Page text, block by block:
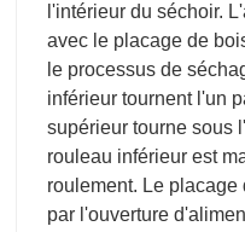
l'intérieur du séchoir.
avec le placage de
le processus de
inférieur tournent l'un
supérieur tourne sous
rouleau inférieur est
roulement. Le
par l'ouverture